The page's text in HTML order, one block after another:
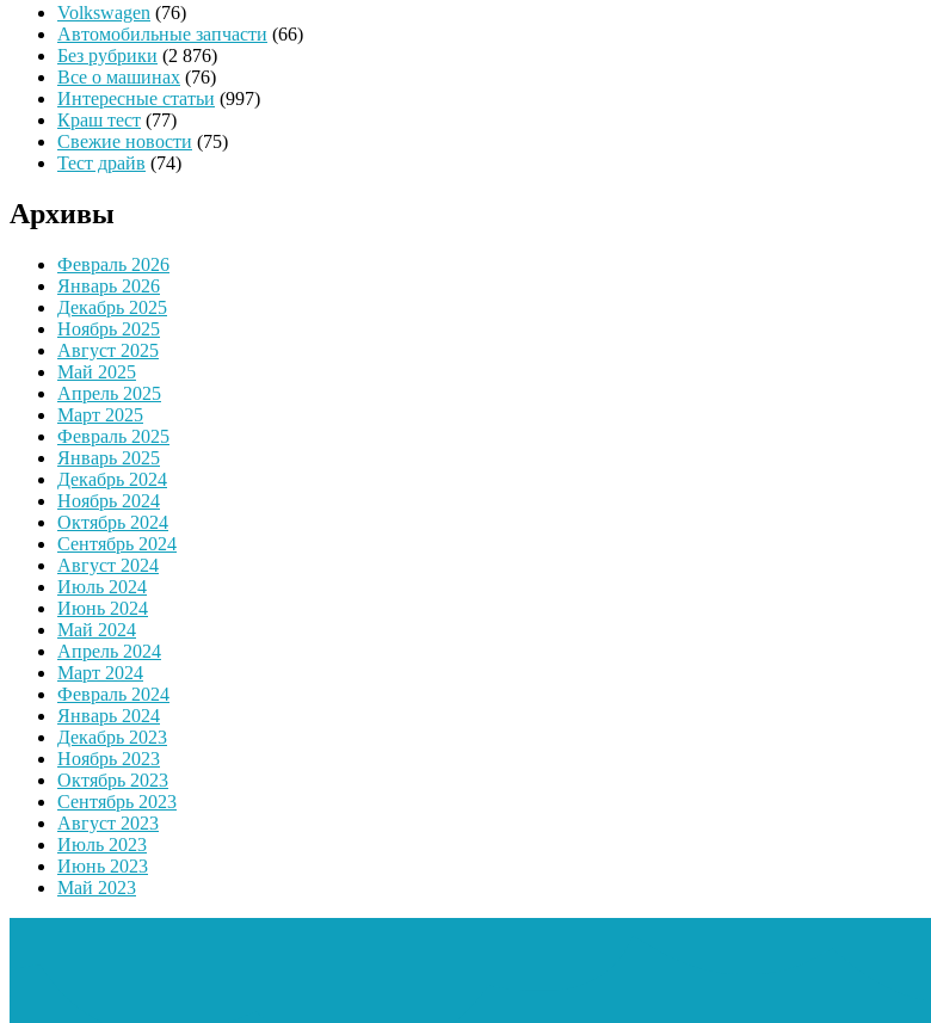
Volkswagen (76)
Автомобильные запчасти (66)
Без рубрики (2 876)
Все о машинах (76)
Интересные статьи (997)
Краш тест (77)
Свежие новости (75)
Тест драйв (74)
Архивы
Февраль 2026
Январь 2026
Декабрь 2025
Ноябрь 2025
Август 2025
Май 2025
Апрель 2025
Март 2025
Февраль 2025
Январь 2025
Декабрь 2024
Ноябрь 2024
Октябрь 2024
Сентябрь 2024
Август 2024
Июль 2024
Июнь 2024
Май 2024
Апрель 2024
Март 2024
Февраль 2024
Январь 2024
Декабрь 2023
Ноябрь 2023
Октябрь 2023
Сентябрь 2023
Август 2023
Июль 2023
Июнь 2023
Май 2023